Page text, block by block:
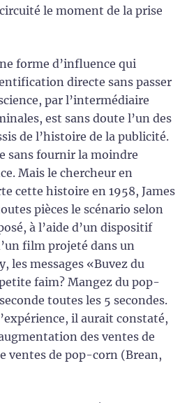
le moment de la prise
forme d’influence qui
directe sans passer
par l’intermédiaire
est sans doute l’un des
de l’histoire de la publicité.
sans fournir la moindre
Mais le chercheur en
cette histoire en 1958, James
pièces le scénario selon
à l’aide d’un dispositif
film projeté dans un
les messages «Buvez du
faim? Mangez du pop-
toutes les 5 secondes.
il aurait constaté,
des ventes de
ventes de pop-corn (Brean,